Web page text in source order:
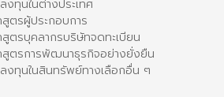
งทุนในต่างประเทศ
ตรผู้ประกอบการ
ตรบุคลากรบริษัทจดทะเบียน
สูตรการพัฒนาธุรกิจอย่างยั่งยืน
งทุนในสินทรัพย์ทางเลือกอื่น ๆ